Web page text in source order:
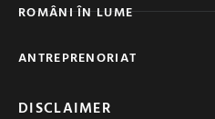
ROMÂNI ÎN LUME
ANTREPRENORIAT
DISCLAIMER